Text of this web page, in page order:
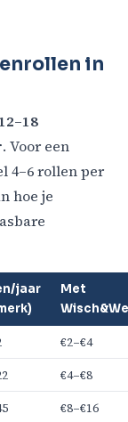
in
12–18
. Voor een
4–6 rollen per
hoe je
jaar
Met
€2–€4
€4–€8
€8–€16